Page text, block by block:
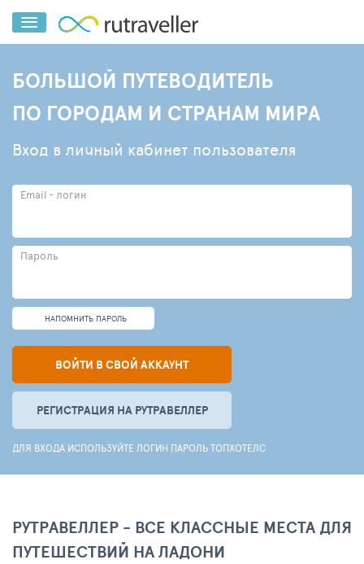
БОЛЬШОЙ ПУТЕВОДИТЕЛЬ
ПО ГОРОДАМ И СТРАНАМ МИРА
Вход в личный кабинет пользователя
Email - логин
Пароль
НАПОМНИТЬ ПАРОЛЬ
ВОЙТИ В СВОЙ АККАУНТ
РЕГИСТРАЦИЯ НА РУТРАВЕЛЛЕР
ДЛЯ ВХОДА ИСПОЛЬЗУЙТЕ ЛОГИН ПАРОЛЬ ТОПХОТЕЛС
РУТРАВЕЛЛЕР - ВСЕ КЛАССНЫЕ МЕСТА ДЛЯ
ПУТЕШЕСТВИЙ НА ЛАДОНИ